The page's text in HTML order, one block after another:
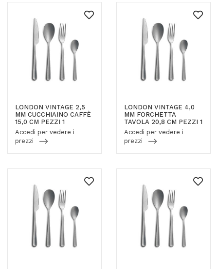
LONDON VINTAGE 2,5
MM CUCCHIAINO CAFFÈ
15,0 CM PEZZI 1
Accedi per vedere i
prezzi
LONDON VINTAGE 4,0
MM FORCHETTA
TAVOLA 20,8 CM PEZZI 1
Accedi per vedere i
prezzi